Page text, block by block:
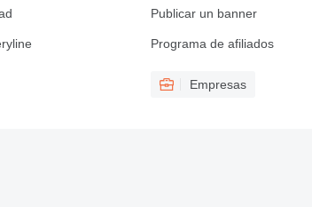
Publicar un banner
Programa de afiliados
Empresas